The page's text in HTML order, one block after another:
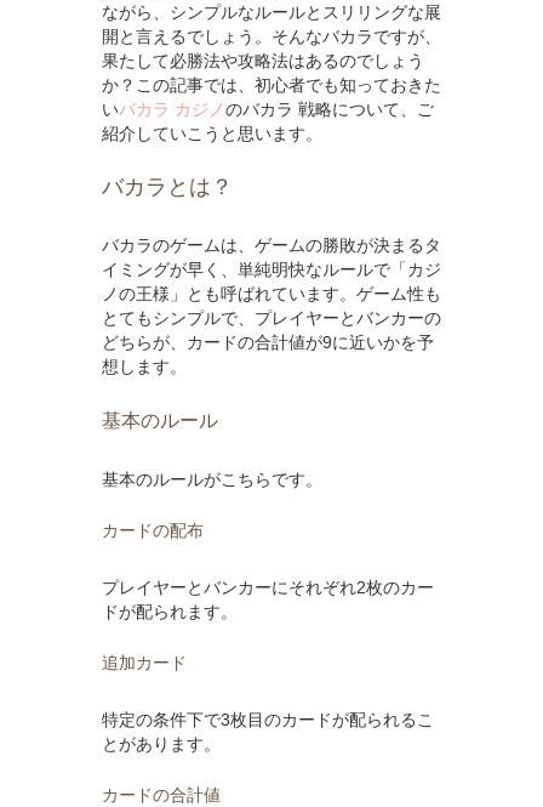
ながら、シンプルなルールとスリリングな展
開と言えるでしょう。そんなバカラですが、
果たして必勝法や攻略法はあるのでしょう
か？この記事では、初心者でも知っておきた
いバカラ カジノのバカラ 戦略について、ご
紹介していこうと思います。
バカラとは？
バカラのゲームは、ゲームの勝敗が決まるタ
イミングが早く、単純明快なルールで「カジ
ノの王様」とも呼ばれています。ゲーム性も
とてもシンプルで、プレイヤーとバンカーの
どちらが、カードの合計値が9に近いかを予
想します。
基本のルール
基本のルールがこちらです。
カードの配布
プレイヤーとバンカーにそれぞれ2枚のカー
ドが配られます。
追加カード
特定の条件下で3枚目のカードが配られるこ
とがあります。
カードの合計値